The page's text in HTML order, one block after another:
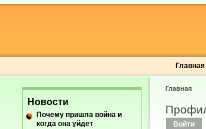
Главная
Главная
Войти
Новости
Почему пришла война и
когда она уйдет